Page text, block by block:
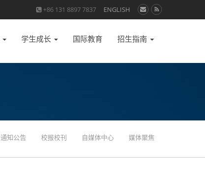
+86 131 8897 7837 ENGLISH
学生成长 国际教育 招生指南
通知公告 校报校刊 自媒体中心 媒体聚焦